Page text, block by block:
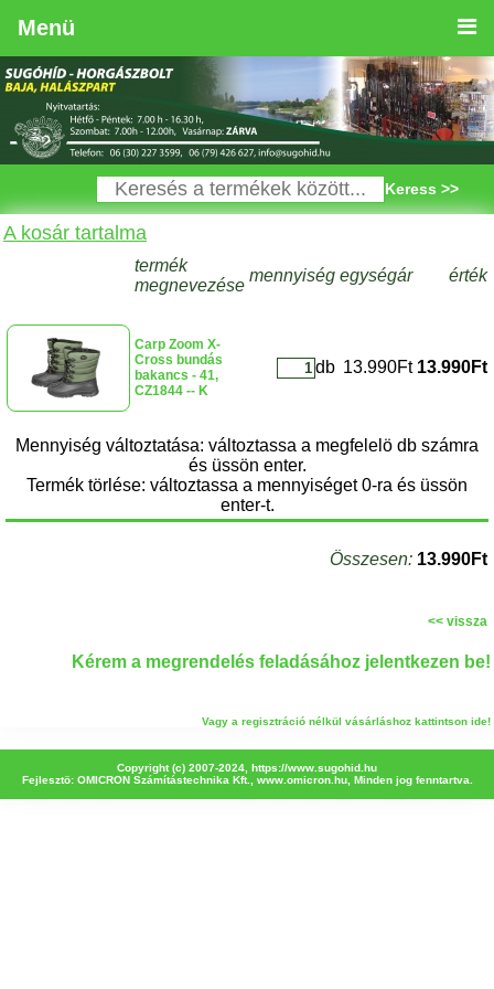
Menü
Keress >>
A kosár tartalma
termék
megnevezése
mennyiség egységár érték
Carp Zoom X-
Cross bundás
bakancs - 41,
CZ1844 -- K
db 13.990Ft 13.990Ft
Mennyiség változtatása: változtassa a megfelelö db számra
és üssön enter.
Termék törlése: változtassa a mennyiséget 0-ra és üssön
enter-t.
Összesen: 13.990Ft
<< vissza
Kérem a megrendelés feladásához jelentkezen be!
Vagy a regisztráció nélkül vásárláshoz kattintson ide!
Copyright (c) 2007-2024, https://www.sugohid.hu
Fejlesztö: OMICRON Számítástechnika Kft., www.omicron.hu, Minden jog fenntartva.